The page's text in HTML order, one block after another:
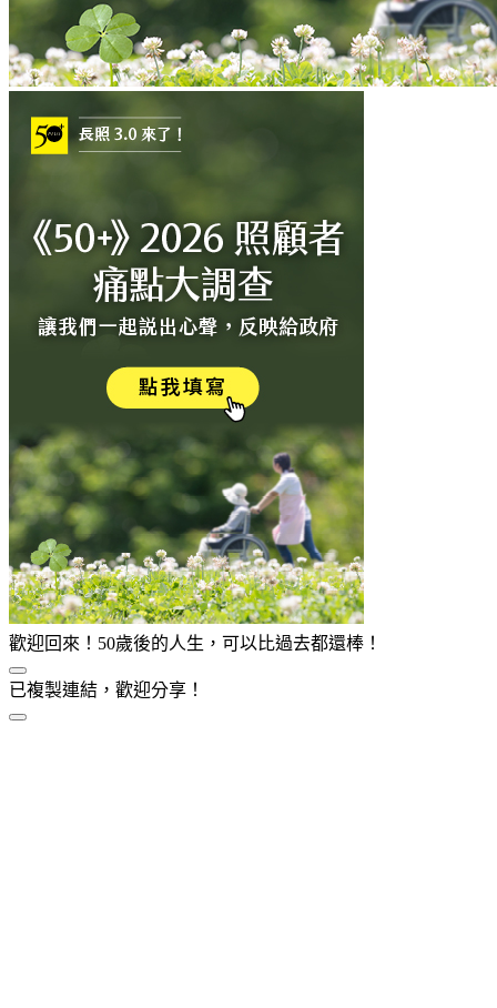
歡迎回來！50歲後的人生，可以比過去都還棒！
已複製連結，歡迎分享！